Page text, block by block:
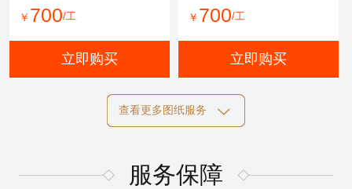
￥ 700/工
立即购买
￥ 700/工
立即购买
图、 电气施工图等
电气施工图
图、 电气施工图等
查看更多图纸服务
服务保障